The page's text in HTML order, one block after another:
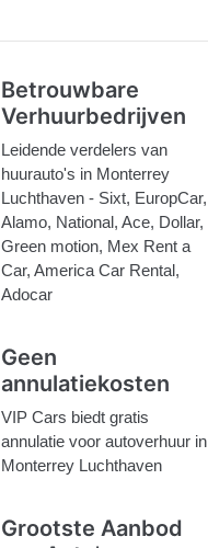
Betrouwbare
Verhuurbedrijven
Leidende verdelers van
huurauto's in Monterrey
Luchthaven - Sixt, EuropCar,
Alamo, National, Ace, Dollar,
Green motion, Mex Rent a
Car, America Car Rental,
Adocar
Geen
annulatiekosten
VIP Cars biedt gratis
annulatie voor autoverhuur in
Monterrey Luchthaven
Grootste Aanbod